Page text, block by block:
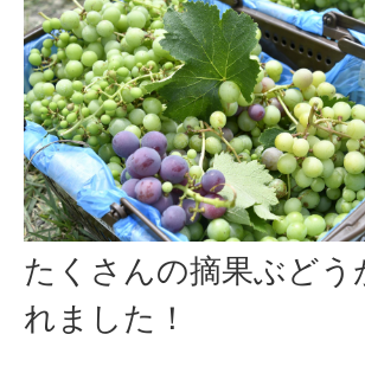
たくさんの摘果ぶどう
れました！